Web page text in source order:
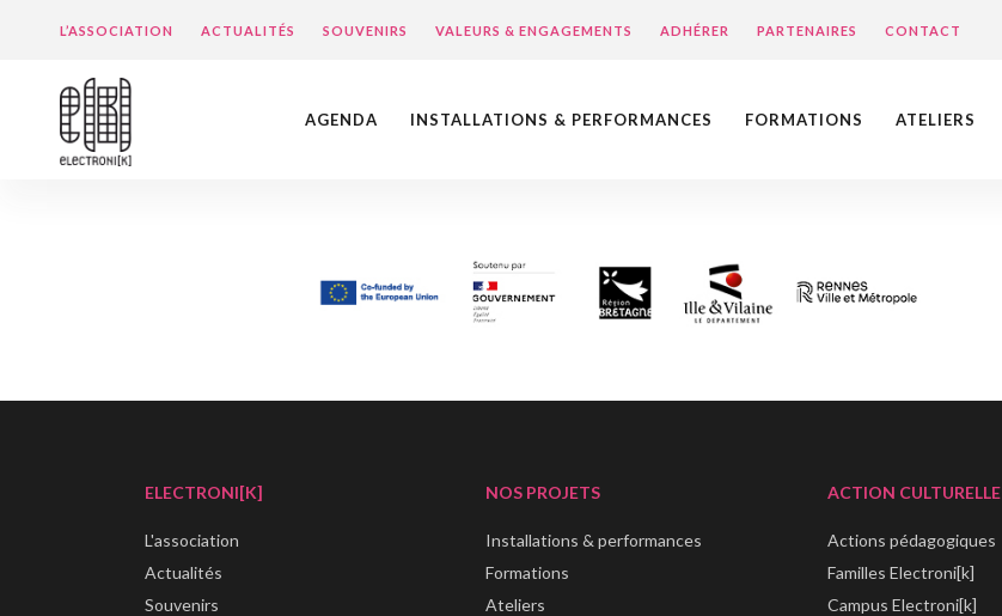
L’ASSOCIATION ACTUALITÉS SOUVENIRS VALEURS & ENGAGEMENTS ADHÉRER PARTENAIRES CONTACT
AGENDA INSTALLATIONS & PERFORMANCES FORMATIONS ATELIERS
ELECTRONI[K]
L'association
Actualités
Souvenirs
NOS PROJETS
Installations & performances
Formations
Ateliers
ACTION CULTURELLE
Actions pédagogiques
Familles Electroni[k]
Campus Electroni[k]